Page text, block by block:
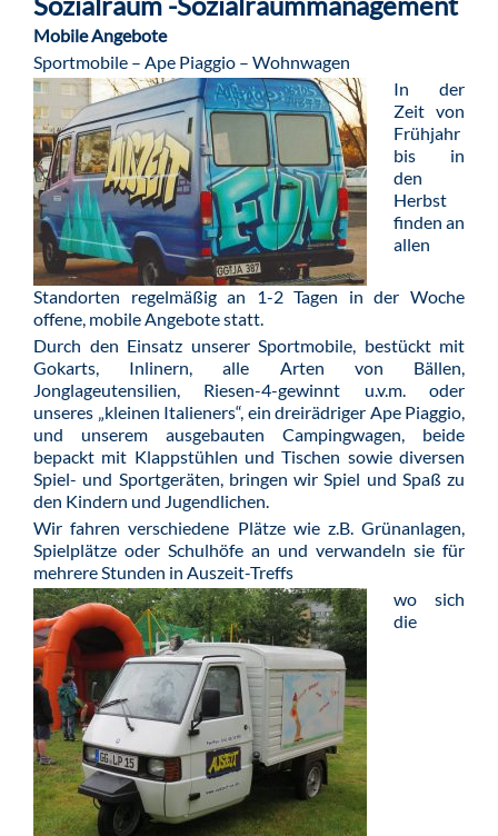
Mobile Angebote
Sportmobile – Ape Piaggio – Wohnwagen
In der
Zeit von
Frühjahr
bis in
den
Herbst
finden an
allen
Standorten regelmäßig an 1-2 Tagen in der Woche
offene, mobile Angebote statt.
Durch den Einsatz unserer Sportmobile, bestückt mit
Gokarts, Inlinern, alle Arten von Bällen,
Jonglageutensilien, Riesen-4-gewinnt u.v.m. oder
unseres „kleinen Italieners“, ein dreirädriger Ape Piaggio,
und unserem ausgebauten Campingwagen, beide
bepackt mit Klappstühlen und Tischen sowie diversen
Spiel- und Sportgeräten, bringen wir Spiel und Spaß zu
den Kindern und Jugendlichen.
Wir fahren verschiedene Plätze wie z.B. Grünanlagen,
Spielplätze oder Schulhöfe an und verwandeln sie für
mehrere Stunden in Auszeit-Treffs
wo sich
die